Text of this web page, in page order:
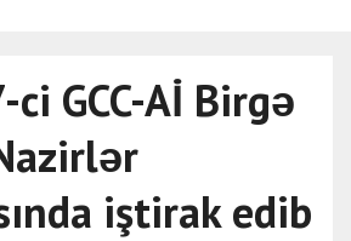
GCC-Aİ Birgə
iştirak edib